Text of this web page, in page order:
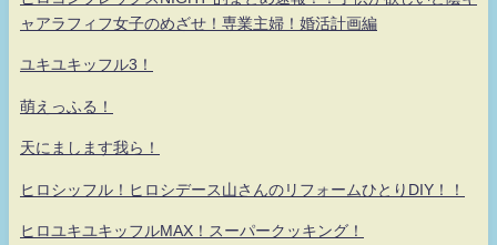
ャアラフィフ女子のめざせ！専業主婦！婚活計画編
ユキユキッフル3！
萌えっふる！
天にまします我ら！
ヒロシッフル！ヒロシデース山さんのリフォームひとりDIY！！
ヒロユキユキッフルMAX！スーパークッキング！